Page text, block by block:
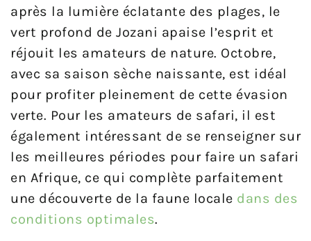
après la lumière éclatante des plages, le
vert profond de Jozani apaise l’esprit et
réjouit les amateurs de nature. Octobre,
avec sa saison sèche naissante, est idéal
pour profiter pleinement de cette évasion
verte. Pour les amateurs de safari, il est
également intéressant de se renseigner sur
les meilleures périodes pour faire un safari
en Afrique, ce qui complète parfaitement
une découverte de la faune locale dans des
conditions optimales.